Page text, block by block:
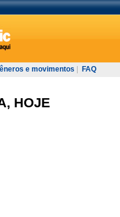
e movimentos FAQ
HOJE